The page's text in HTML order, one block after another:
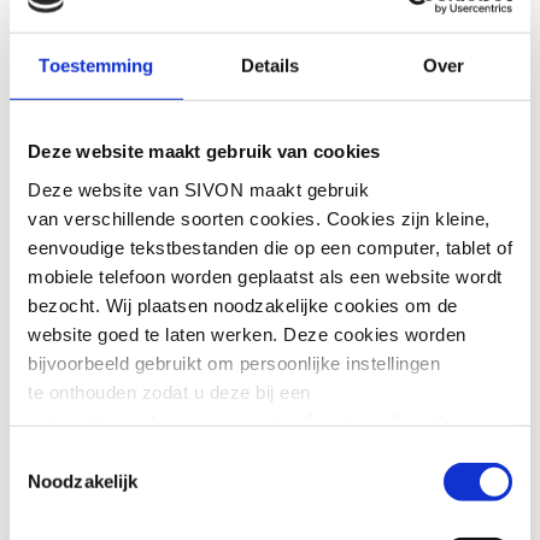
Toestemming Details Over
Deze website maakt gebruik van cookies
Deze website van SIVON maakt gebruik
van verschillende soorten cookies. Cookies zijn kleine,
eenvoudige tekstbestanden die op een computer, tablet of
mobiele telefoon worden geplaatst als een website wordt
bezocht. Wij plaatsen noodzakelijke cookies om de
website goed te laten werken. Deze cookies worden
bijvoorbeeld gebruikt om persoonlijke instellingen
te onthouden zodat u deze bij een
Soms embedden wij content van andere websites, zoals
Noodzakelijk
De Kamerleden Moorman
motie om de digitale autonomie van het
funderend onderwijs structureel en
samen met het veld plannen voor uit te
werken. Voor SIVON staat digitale
autonomie en gegevensbescherming
al centraal en pakken dit ook samen op
met o.a. Kennisnet.
Scholen moeten technologie kunnen
gebruiken zonder de regie over hun data,
publieke waarden en onderwijskundige
keuzes te verliezen. Daarbij volgen we
afspraken met bestaande leveranciers,
zodat scholen technologie vandaag veilig